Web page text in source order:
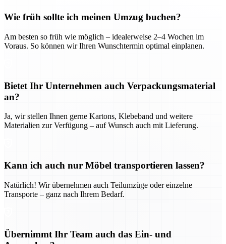
Wie früh sollte ich meinen Umzug buchen?
Am besten so früh wie möglich – idealerweise 2–4 Wochen im
Voraus. So können wir Ihren Wunschtermin optimal einplanen.
Bietet Ihr Unternehmen auch Verpackungsmaterial
an?
Ja, wir stellen Ihnen gerne Kartons, Klebeband und weitere
Materialien zur Verfügung – auf Wunsch auch mit Lieferung.
Kann ich auch nur Möbel transportieren lassen?
Natürlich! Wir übernehmen auch Teilumzüge oder einzelne
Transporte – ganz nach Ihrem Bedarf.
Übernimmt Ihr Team auch das Ein- und